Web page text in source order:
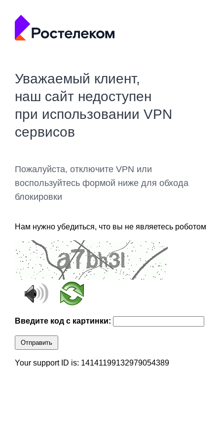
Уважаемый клиент,
наш сайт недоступен
при использовании VPN
сервисов
Пожалуйста, отключите VPN или
воспользуйтесь формой ниже для обхода
блокировки
Нам нужно убедиться, что вы не являетесь роботом
Введите код с картинки:
Отправить
Your support ID is: 14141199132979054389